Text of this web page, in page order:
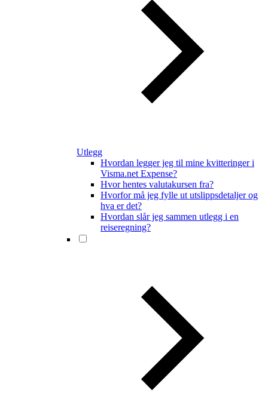
Utlegg
Hvordan legger jeg til mine kvitteringer i
Visma.net Expense?
Hvor hentes valutakursen fra?
Hvorfor må jeg fylle ut utslippsdetaljer og
hva er det?
Hvordan slår jeg sammen utlegg i en
reiseregning?